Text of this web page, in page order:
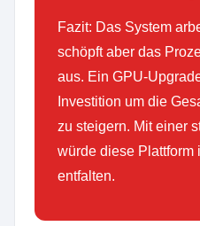
Fazit: Das System
schöpft aber das
aus. Ein GPU-
Investition um die
zu steigern. Mit einer
würde diese Plattform
entfalten.